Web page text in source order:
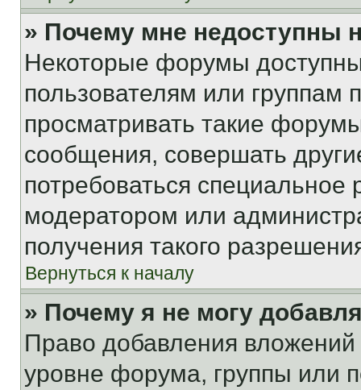
» Почему мне недоступны
Некоторые форумы
пользователям или группам
просматривать такие
сообщения, совершать
потребоваться
модератором или
получения такого
Вернуться к началу
» Почему я не могу
Право добавления
уровне форума, группы или